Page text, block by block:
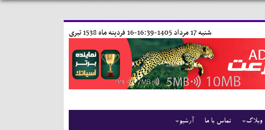
16 فردينه ماه 1538 تبری شنبه 17 مرداد 1405-16:39-
آرشیو تماس با ما وبلاگ